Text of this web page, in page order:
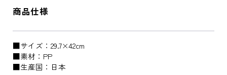
商品仕様
■サイズ：29.7×42cm
■素材：PP
■生産国：日本